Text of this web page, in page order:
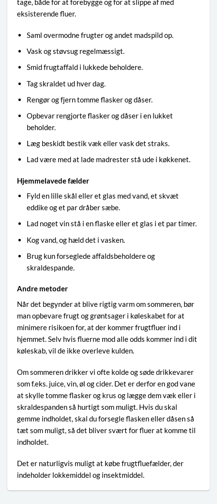
tage, både for at forebygge og for at slippe af med
eksisterende fluer.
Saml overmodne frugter og andet madspild op.
Vask og støvsug regelmæssigt.
Smid frugtaffald i lukkede beholdere.
Tag skraldet ud hver dag.
Rengør og fjern tomme flasker og dåser.
Opbevar rengjorte flasker og dåser i en lukket
beholder.
Læg beskidt bestik væk eller vask det straks.
Lad være med at lade madrester stå ude i køkkenet.
Hjemmelavede fælder
Fyld en lille skål eller et glas med vand, et skvæt
eddike og et par dråber sæbe.
Lad noget vin stå i en flaske eller et glas i et par timer.
Kog vand, og hæld det i vasken.
Brug kun forseglede affaldsbeholdere og
skraldespande.
Andre metoder
Når det begynder at blive rigtig varm om sommeren, bør
man opbevare frugt og grøntsager i køleskabet for at
minimere risikoen for, at der kommer frugtfluer ind i
hjemmet. Selv hvis fluerne mod alle odds kommer ind i dit
køleskab, vil de ikke overleve kulden.
Om sommeren drikker vi ofte kolde og søde drikkevarer
som f.eks. juice, vin, øl og cider. Det er derfor en god vane
at skylle tomme flasker og krus og lægge dem væk eller i
skraldespanden så hurtigt som muligt. Hvis du skal
gemme indholdet, skal du forsegle flasken eller dåsen så
tæt som muligt, så det bliver svært for fluer at komme til
indholdet.
Det er naturligvis muligt at købefrugtfluefælder, der
indeholder lokkemiddel og insektmiddel.